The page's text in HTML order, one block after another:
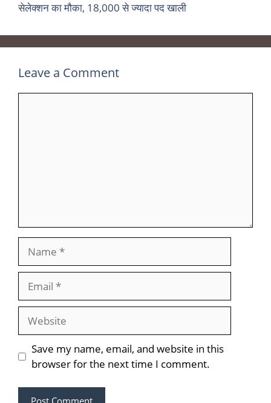
सेलेक्शन का मौका, 18,000 से ज्यादा पद खाली
Leave a Comment
Website
Save my name, email, and website in this
browser for the next time I comment.